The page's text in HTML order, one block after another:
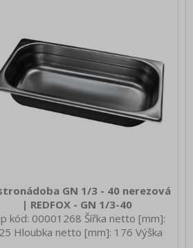
GN 1/3 - 40 nerezová
| REDFOX - GN 1/3-40
kód: 00001268 Šířka netto [mm]:
Hloubka netto [mm]: 176 Výška